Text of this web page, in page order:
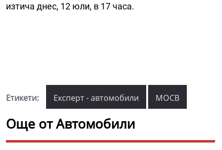
изтича днес, 12 юли, в 17 часа.
Етикети: Експерт - автомобили МОСВ
Още от Автомобили